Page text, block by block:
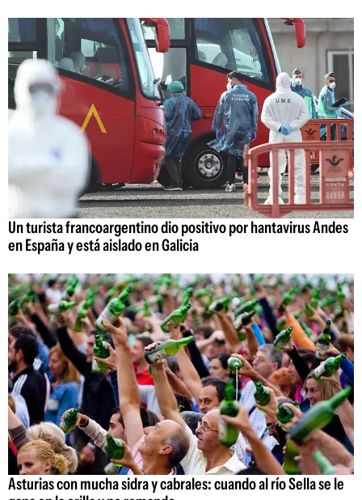
Un turista francoargentino dio positivo por hantavirus Andes
en España y está aislado en Galicia
Asturias con mucha sidra y cabrales: cuando al río Sella se le